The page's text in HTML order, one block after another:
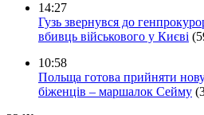
14:27
Гузь звернувся до
вбивць військового у Києві
10:58
Польща готова прийняти
біженців – маршалок Сейму